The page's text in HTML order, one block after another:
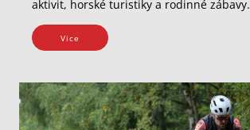
aktivit, horské turistiky a rodinné zábavy.
Vice